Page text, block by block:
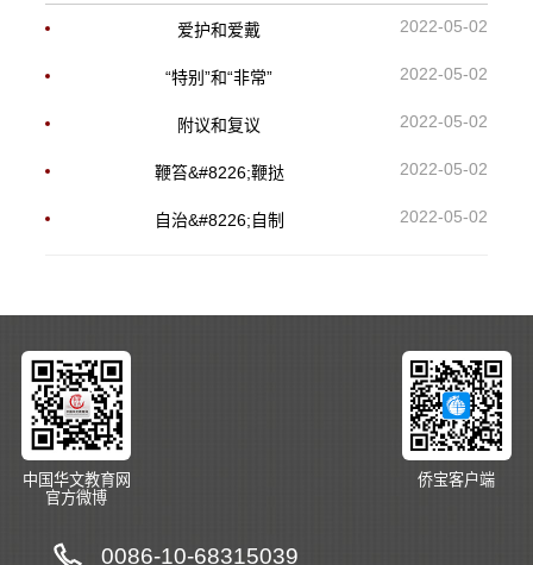
爱护和爱戴 2022-05-02
“特别”和“非常” 2022-05-02
附议和复议 2022-05-02
鞭笞&#8226;鞭挞 2022-05-02
自治&#8226;自制 2022-05-02
中国华文教育网
官方微博
侨宝客户端
0086-10-68315039